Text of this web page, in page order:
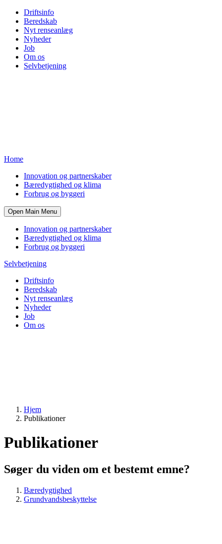
Driftsinfo
Beredskab
Nyt renseanlæg
Nyheder
Job
Om os
Selvbetjening
Home
Innovation og partnerskaber
Bæredygtighed og klima
Forbrug og byggeri
Open Main Menu
Innovation og partnerskaber
Bæredygtighed og klima
Forbrug og byggeri
Selvbetjening
Driftsinfo
Beredskab
Nyt renseanlæg
Nyheder
Job
Om os
Hjem
Publikationer
Publikationer
Søger du viden om et bestemt emne?
Bæredygtighed
Grundvandsbeskyttelse